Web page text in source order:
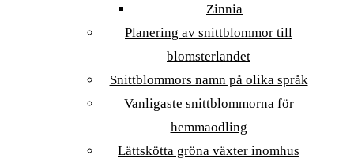
Zinnia
Planering av snittblommor till
blomsterlandet
Snittblommors namn på olika språk
Vanligaste snittblommorna för
hemmaodling
Lättskötta gröna växter inomhus